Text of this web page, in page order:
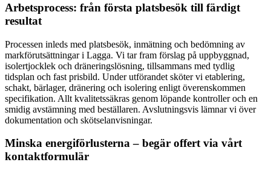
Arbetsprocess: från första platsbesök till färdigt
resultat
Processen inleds med platsbesök, inmätning och bedömning av
markförutsättningar i Lagga. Vi tar fram förslag på uppbyggnad,
isolertjocklek och dräneringslösning, tillsammans med tydlig
tidsplan och fast prisbild. Under utförandet sköter vi etablering,
schakt, bärlager, dränering och isolering enligt överenskommen
specifikation. Allt kvalitetssäkras genom löpande kontroller och en
smidig avstämning med beställaren. Avslutningsvis lämnar vi över
dokumentation och skötselanvisningar.
Minska energiförlusterna – begär offert via vårt
kontaktformulär